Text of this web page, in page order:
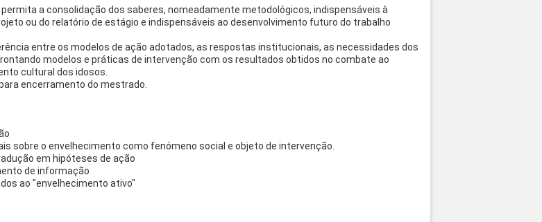
a consolidação dos saberes, nomeadamente metodológicos, indispensáveis à
ou do relatório de estágio e indispensáveis ao desenvolvimento futuro do trabalho
entre os modelos de ação adotados, as respostas institucionais, as necessidades dos
modelos e práticas de intervenção com os resultados obtidos no combate ao
cultural dos idosos.
encerramento do mestrado.
sobre o envelhecimento como fenómeno social e objeto de intervenção.
em hipóteses de ação
de informação
ao "envelhecimento ativo"